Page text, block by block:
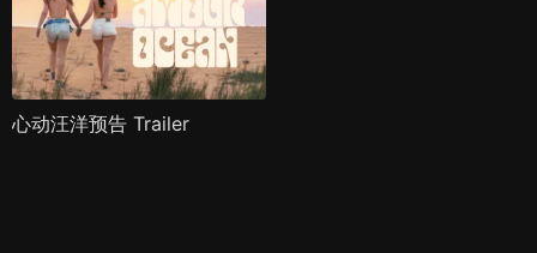
心动汪洋预告 Trailer